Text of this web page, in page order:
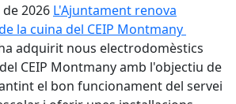
2026 L'Ajuntament renova
la cuina del CEIP Montmany
adquirit nous electrodomèstics
CEIP Montmany amb l'objectiu de
el bon funcionament del servei